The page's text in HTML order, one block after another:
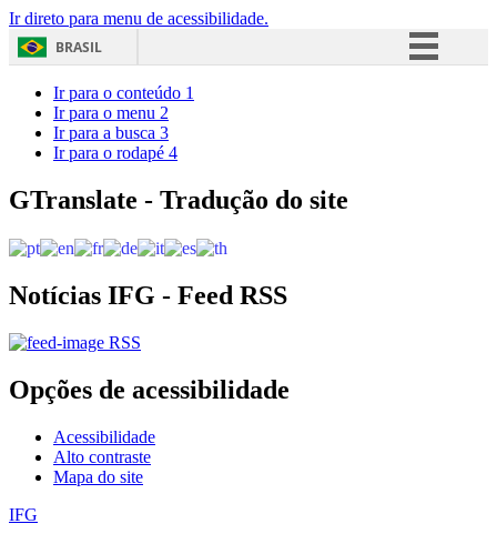
Ir direto para menu de acessibilidade.
BRASIL
Acesso à informação
Ir para o conteúdo 1
Ir para o menu 2
Ir para a busca 3
Ir para o rodapé 4
GTranslate - Tradução do site
Notícias IFG - Feed RSS
RSS
Opções de acessibilidade
Acessibilidade
Alto contraste
Mapa do site
IFG